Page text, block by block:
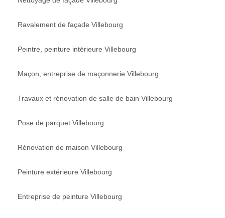
Ravalement de façade Villebourg
Peintre, peinture intérieure Villebourg
Maçon, entreprise de maçonnerie Villebourg
Travaux et rénovation de salle de bain Villebourg
Pose de parquet Villebourg
Rénovation de maison Villebourg
Peinture extérieure Villebourg
Entreprise de peinture Villebourg